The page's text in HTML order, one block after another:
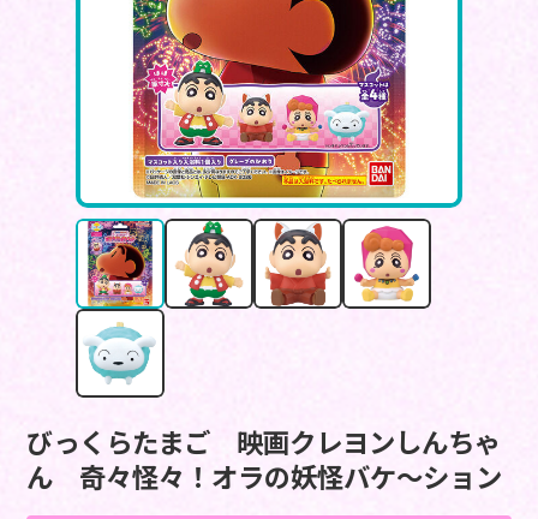
びっくらたまご 映画クレヨンしんちゃ
ん 奇々怪々！オラの妖怪バケ～ション